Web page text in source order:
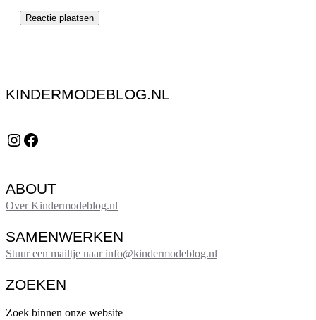
KINDERMODEBLOG.NL
Instagram Facebook
ABOUT
Over Kindermodeblog.nl
SAMENWERKEN
Stuur een mailtje naar info@kindermodeblog.nl
ZOEKEN
Zoek binnen onze website